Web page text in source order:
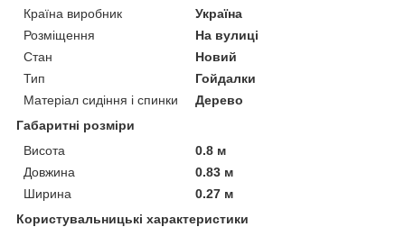
Країна виробник
Україна
Розміщення
На вулиці
Стан
Новий
Тип
Гойдалки
Матеріал сидіння і спинки
Дерево
Габаритні розміри
Висота
0.8 м
Довжина
0.83 м
Ширина
0.27 м
Користувальницькі характеристики